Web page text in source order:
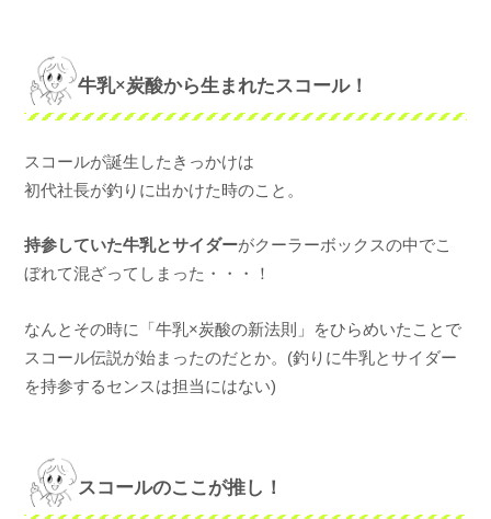
牛乳×炭酸から生まれたスコール！
スコールが誕生したきっかけは
初代社長が釣りに出かけた時のこと。
持参していた牛乳とサイダーがクーラーボックスの中でこ
ぼれて混ざってしまった・・・！
なんとその時に「牛乳×炭酸の新法則」をひらめいたことで
スコール伝説が始まったのだとか。(釣りに牛乳とサイダー
を持参するセンスは担当にはない)
スコールのここが推し！